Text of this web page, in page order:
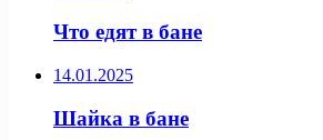
Что едят в бане
14.01.2025
Шайка в бане